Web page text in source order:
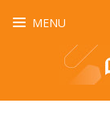
MENU